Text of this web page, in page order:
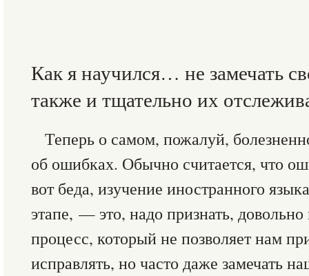
Как я научился… не замечать
также и тщательно их
Теперь о самом, пожалуй,
об ошибках. Обычно считается, что
вот беда, изучение иностранного
этапе, — это, надо признать,
процесс, который не позволяет нам
исправлять, но часто даже замечать